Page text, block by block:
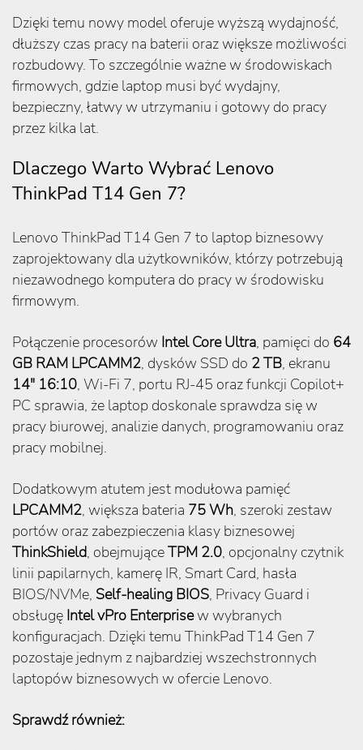
Dzięki temu nowy model oferuje wyższą wydajność,
dłuższy czas pracy na baterii oraz większe możliwości
rozbudowy. To szczególnie ważne w środowiskach
firmowych, gdzie laptop musi być wydajny,
bezpieczny, łatwy w utrzymaniu i gotowy do pracy
przez kilka lat.
Dlaczego Warto Wybrać Lenovo
ThinkPad T14 Gen 7?
Lenovo ThinkPad T14 Gen 7 to laptop biznesowy
zaprojektowany dla użytkowników, którzy potrzebują
niezawodnego komputera do pracy w środowisku
firmowym.
Połączenie procesorów Intel Core Ultra, pamięci do 64
GB RAM LPCAMM2, dysków SSD do 2 TB, ekranu
14″ 16:10, Wi-Fi 7, portu RJ-45 oraz funkcji Copilot+
PC sprawia, że laptop doskonale sprawdza się w
pracy biurowej, analizie danych, programowaniu oraz
pracy mobilnej.
Dodatkowym atutem jest modułowa pamięć
LPCAMM2, większa bateria 75 Wh, szeroki zestaw
portów oraz zabezpieczenia klasy biznesowej
ThinkShield, obejmująceTPM 2.0, opcjonalny czytnik
linii papilarnych, kamerę IR, Smart Card, hasła
BIOS/NVMe, Self-healing BIOS, Privacy Guard i
obsługę Intel vPro Enterprisew wybranych
konfiguracjach. Dzięki temu ThinkPad T14 Gen 7
pozostaje jednym z najbardziej wszechstronnych
laptopów biznesowych w ofercie Lenovo.
Sprawdź również: